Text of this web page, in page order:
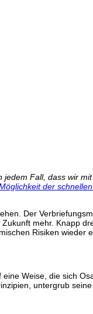
Fall, dass wir
der
Der
mehr. Knapp
Risiken wieder
Weise, die sich
untergrub